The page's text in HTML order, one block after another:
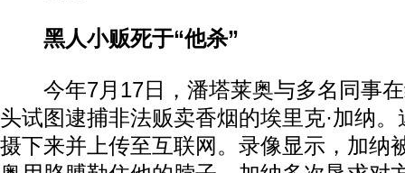
黑人小贩死于“他杀”
今年7月17日，潘塔莱奥与多名同事在
头试图逮捕非法贩卖香烟的埃里克·加纳
摄下来并上传至互联网。录像显示，加纳